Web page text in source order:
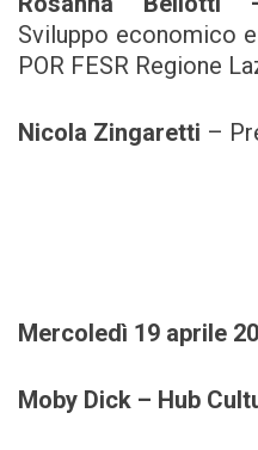
Sviluppo economico
POR FESR Regione
Nicola Zingaretti –
Mercoledì 19 aprile
Moby Dick – Hub